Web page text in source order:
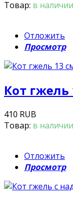
Товар: в наличии
Отложить
Просмотр
Кот гжель
410 RUB
Товар: в наличии
Отложить
Просмотр